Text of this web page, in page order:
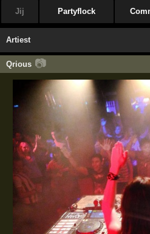
Jij Partyflock
Artiest
Qrious 📷